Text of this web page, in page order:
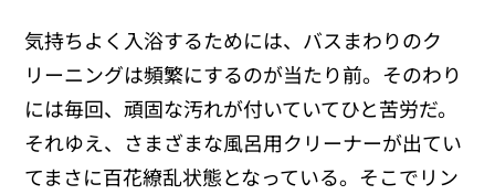
気持ちよく入浴するためには、バスまわりのク
リーニングは頻繁にするのが当たり前。そのわり
には毎回、頑固な汚れが付いていてひと苦労だ。
それゆえ、さまざまな風呂用クリーナーが出てい
てまさに百花繚乱状態となっている。そこでリン